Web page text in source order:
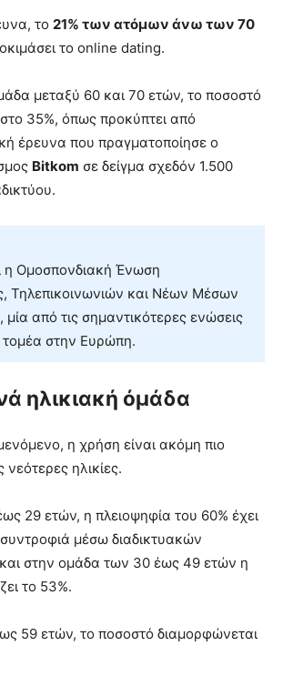
το 21% των ατόμων άνω των 70
το online dating.
μεταξύ 60 και 70 ετών, το ποσοστό
35%, όπως προκύπτει από
έρευνα που πραγματοποίησε ο
Bitkom σε δείγμα σχεδόν 1.500
η Ομοσπονδιακή Ένωση
Τηλεπικοινωνιών και Νέων Μέσων
μία από τις σημαντικότερες ενώσεις
στην Ευρώπη.
ηλικιακή όμάδα
η χρήση είναι ακόμη πιο
νεότερες ηλικίες.
29 ετών, η πλειοψηφία του 60% έχει
μέσω διαδικτυακών
στην ομάδα των 30 έως 49 ετών η
το 53%.
59 ετών, το ποσοστό διαμορφώνεται